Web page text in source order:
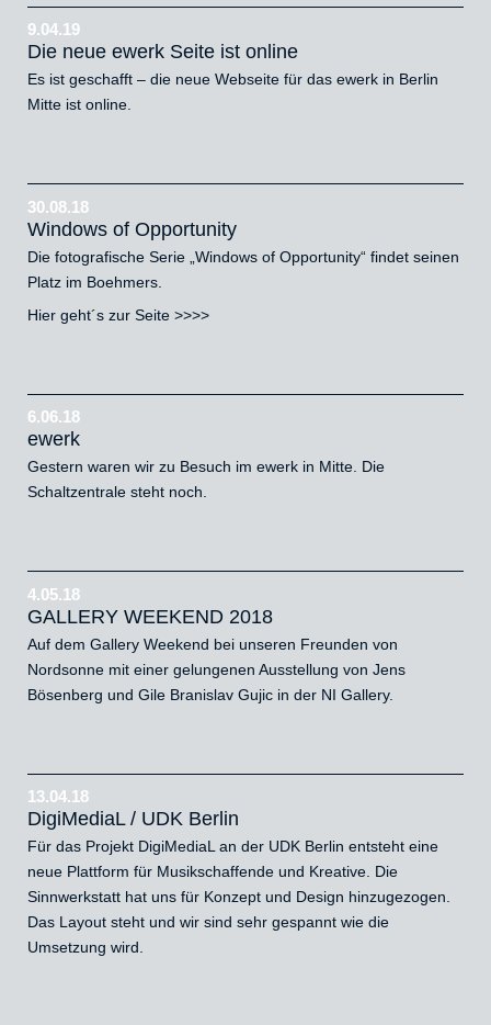
9.04.19
Die neue ewerk Seite ist online
Es ist geschafft – die neue Webseite für das ewerk in Berlin
Mitte ist online.
30.08.18
Windows of Opportunity
Die fotografische Serie „Windows of Opportunity“ findet seinen
Platz im Boehmers.
Hier geht´s zur Seite >>>>
6.06.18
ewerk
Gestern waren wir zu Besuch im ewerk in Mitte. Die
Schaltzentrale steht noch.
4.05.18
GALLERY WEEKEND 2018
Auf dem Gallery Weekend bei unseren Freunden von
Nordsonne mit einer gelungenen Ausstellung von Jens
Bösenberg und Gile Branislav Gujic in der NI Gallery.
13.04.18
DigiMediaL / UDK Berlin
Für das Projekt DigiMediaL an der UDK Berlin entsteht eine
neue Plattform für Musikschaffende und Kreative. Die
Sinnwerkstatt hat uns für Konzept und Design hinzugezogen.
Das Layout steht und wir sind sehr gespannt wie die
Umsetzung wird.